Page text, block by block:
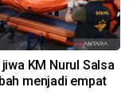
KM Nurul Salsa
menjadi empat